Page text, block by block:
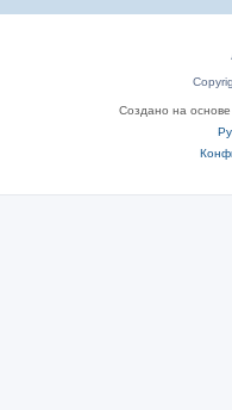
Создано на основе